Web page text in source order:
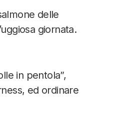
delle
giornata.
in pentola”,
ed ordinare